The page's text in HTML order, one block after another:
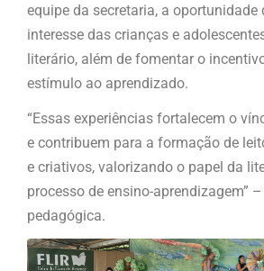
equipe da secretaria, a oportunidade
interesse das crianças e
literário, além de fomentar o
estímulo ao aprendizado.
“Essas experiências fortalecem o
e contribuem para a formação de
e criativos, valorizando o papel da
processo de ensino-aprendizagem”
pedagógica.